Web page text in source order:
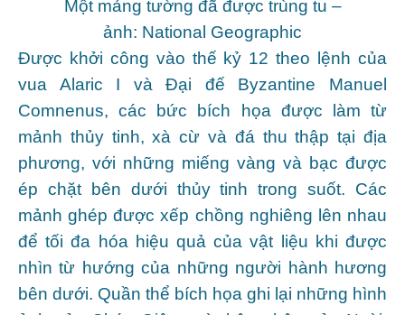
Một mảng tường đã được trùng tu –
ảnh: National Geographic
Được khởi công vào thế kỷ 12 theo lệnh của
vua Alaric I và Đại đế Byzantine Manuel
Comnenus, các bức bích họa được làm từ
mảnh thủy tinh, xà cừ và đá thu thập tại địa
phương, với những miếng vàng và bạc được
ép chặt bên dưới thủy tinh trong suốt. Các
mảnh ghép được xếp chồng nghiêng lên nhau
để tối đa hóa hiệu quả của vật liệu khi được
nhìn từ hướng của những người hành hương
bên dưới. Quần thể bích họa ghi lại những hình